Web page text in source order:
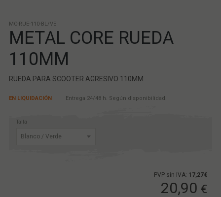
MC-RUE-110-BL/VE
METAL CORE RUEDA
110MM
RUEDA PARA SCOOTER AGRESIVO 110MM
EN LIQUIDACIÓN Entrega 24/48 h. Según disponibilidad.
Talla
PVP sin IVA: 17,27€
20,90 €